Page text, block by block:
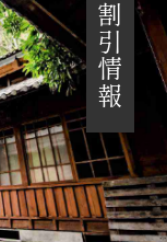
割引情報